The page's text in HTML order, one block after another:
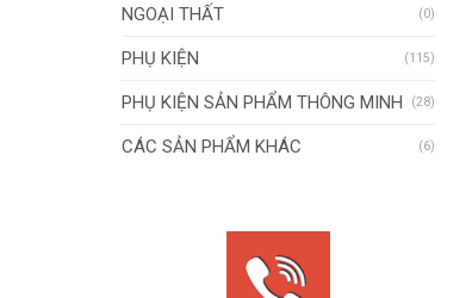
NGOẠI THẤT (0)
PHỤ KIỆN (115)
PHỤ KIỆN SẢN PHẨM THÔNG MINH (28)
CÁC SẢN PHẨM KHÁC (6)